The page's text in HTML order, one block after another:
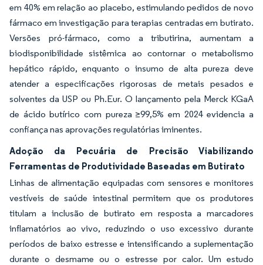
em 40% em relação ao placebo, estimulando pedidos de novo
fármaco em investigação para terapias centradas em butirato.
Versões pró-fármaco, como a tributirina, aumentam a
biodisponibilidade sistêmica ao contornar o metabolismo
hepático rápido, enquanto o insumo de alta pureza deve
atender a especificações rigorosas de metais pesados e
solventes da USP ou Ph.Eur. O lançamento pela Merck KGaA
de ácido butírico com pureza ≥99,5% em 2024 evidencia a
confiança nas aprovações regulatórias iminentes.
Adoção da Pecuária de Precisão Viabilizando
Ferramentas de Produtividade Baseadas em Butirato
Linhas de alimentação equipadas com sensores e monitores
vestíveis de saúde intestinal permitem que os produtores
titulam a inclusão de butirato em resposta a marcadores
inflamatórios ao vivo, reduzindo o uso excessivo durante
períodos de baixo estresse e intensificando a suplementação
durante o desmame ou o estresse por calor. Um estudo